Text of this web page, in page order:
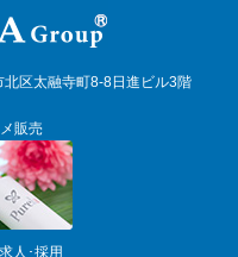
区太融寺町8-8日進ビル3階
販売
人･採用